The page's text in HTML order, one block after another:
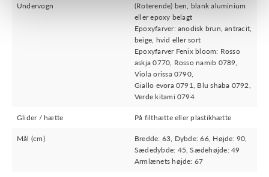
Undervogn
(Roterende) ben, blank aluminium
eller epoxy belagt
Epoxyfarver: anodisk brun, antracit,
beige, hvid eller sort
Epoxyfarver Fenix bloom: Rosso
askja 0770, Rosso namib 0789,
Viola orissa 0790,
Giallo evora 0791, Blu shaba 0792,
Verde kitami 0794
Glider / hætte På filthætte eller plastikhætte
Mål (cm)
Bredde: 63, Dybde: 66, Højde: 90,
Sædedybde: 45, Sædehøjde: 49
Armlænets højde: 67